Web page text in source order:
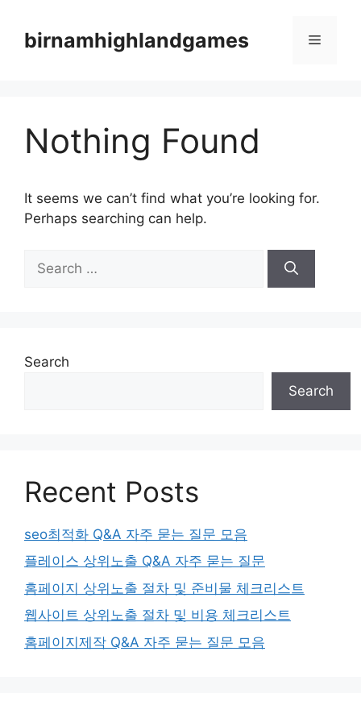
contentbirnamhighlandgames Menu
Nothing Found
It seems we can’t find what you’re looking for.
Perhaps searching can help.
for:
Search
Search
Recent Posts
seo최적화 Q&A 자주 묻는 질문 모음
플레이스 상위노출 Q&A 자주 묻는 질문
홈페이지 상위노출 절차 및 준비물 체크리스트
웹사이트 상위노출 절차 및 비용 체크리스트
홈페이지제작 Q&A 자주 묻는 질문 모음